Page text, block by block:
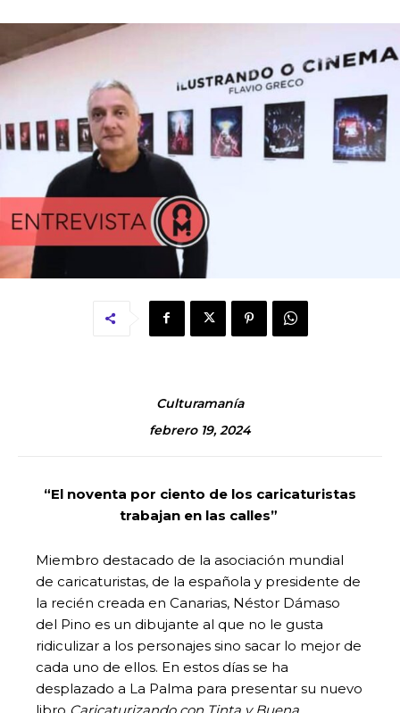
Culturamanía
febrero 19, 2024
“El noventa por ciento de los caricaturistas
trabajan en las calles”
Miembro destacado de la asociación mundial
de caricaturistas, de la española y presidente de
la recién creada en Canarias, Néstor Dámaso
del Pino es un dibujante al que no le gusta
ridiculizar a los personajes sino sacar lo mejor de
cada uno de ellos. En estos días se ha
desplazado a La Palma para presentar su nuevo